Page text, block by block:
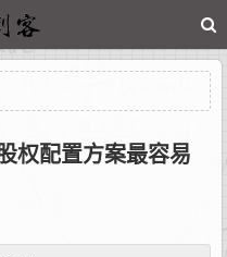
权配置方案最容易